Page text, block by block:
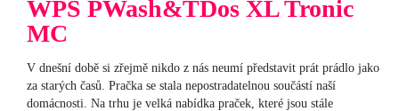
WPS PWash&TDos XL Tronic
MC
V dnešní době si zřejmě nikdo z nás neumí představit prát prádlo jako
za starých časů. Pračka se stala nepostradatelnou součástí naší
domácnosti. Na trhu je velká nabídka praček, které jsou stále